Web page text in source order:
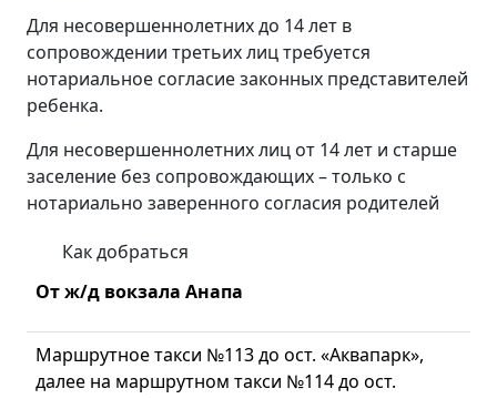
Для несовершеннолетних до 14 лет в
сопровождении третьих лиц требуется
нотариальное согласие законных представителей
ребенка.
Для несовершеннолетних лиц от 14 лет и старше
заселение без сопровождающих – только с
нотариально заверенного согласия родителей
Как добраться
От ж/д вокзала Анапа
Маршрутное такси №113 до ост. «Аквапарк»,
далее на маршрутном такси №114 до ост.